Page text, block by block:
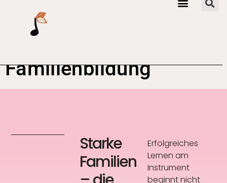
Familienbildung
Starke
Familien
Erfolgreiches
Lernen am
Instrument
beginnt nicht